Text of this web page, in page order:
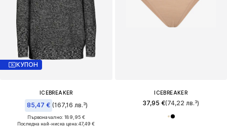
КУПОН
ICEBREAKER
85,47 € (167,16 лв.³)
Първоначално: 189,95 €
Последна най-ниска цена:47,49 €
ICEBREAKER
37,95 €(74,22 лв.³)